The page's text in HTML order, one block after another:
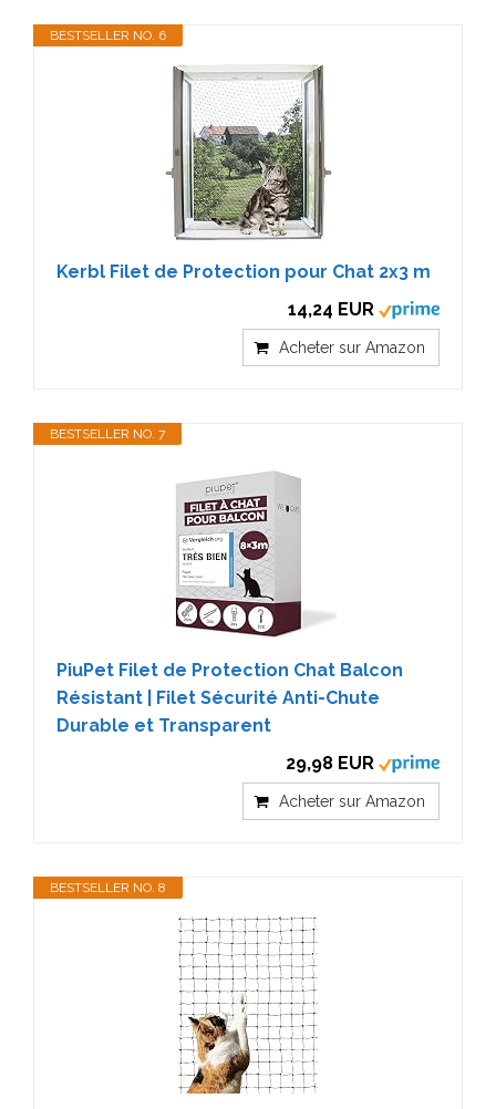
BESTSELLER NO. 6
Kerbl Filet de Protection pour Chat 2x3 m
14,24 EUR
Acheter sur Amazon
BESTSELLER NO. 7
PiuPet Filet de Protection Chat Balcon
Résistant | Filet Sécurité Anti-Chute
Durable et Transparent
29,98 EUR
Acheter sur Amazon
BESTSELLER NO. 8